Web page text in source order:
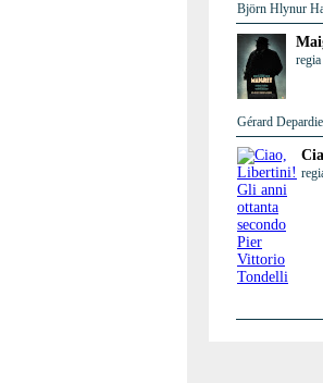
Björn Hlynur
Gérard